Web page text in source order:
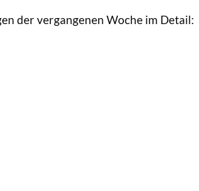
der vergangenen Woche im Detail: